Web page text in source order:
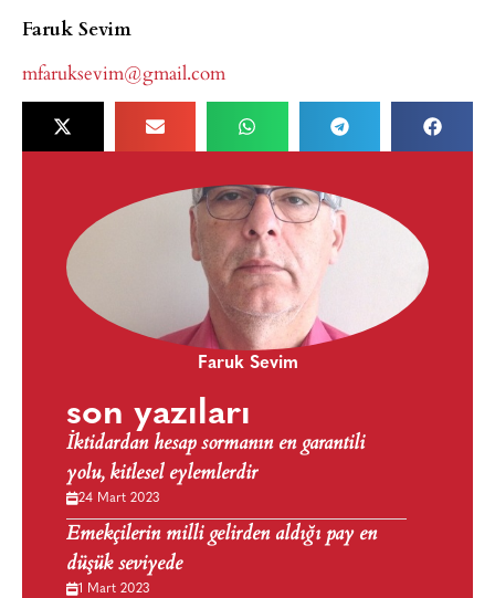
Faruk Sevim
mfaruksevim@gmail.com
Faruk Sevim
son yazıları
İktidardan hesap sormanın en garantili
yolu, kitlesel eylemlerdir
24 Mart 2023
Emekçilerin milli gelirden aldığı pay en
düşük seviyede
1 Mart 2023